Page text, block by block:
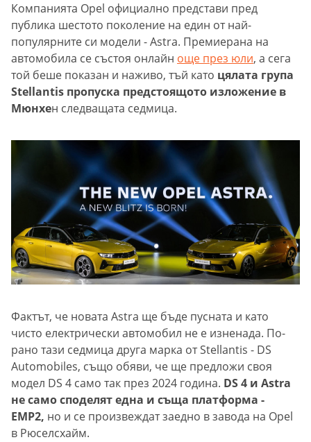
Компанията Opel официално представи пред
публика шестото поколение на един от най-
популярните си модели - Astra. Премиерана на
автомобила се състоя онлайн още през юли, а сега
той беше показан и наживо, тъй като цялата група
Stellantis пропуска предстоящото изложение в
Мюнхен следващата седмица.
Фактът, че новата Astra ще бъде пусната и като
чисто електрически автомобил не е изненада. По-
рано тази седмица друга марка от Stellantis - DS
Automobiles, също обяви, че ще предложи своя
модел DS 4 само так през 2024 година. DS 4 и Astra
не само споделят една и съща платформа -
EMP2, но и се произвеждат заедно в завода на Opel
в Рюселсхайм.